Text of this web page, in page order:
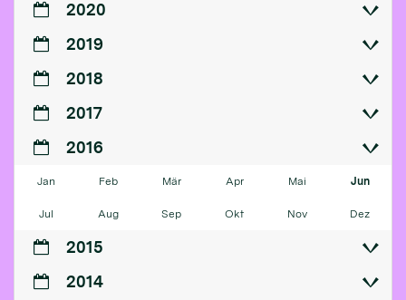
2020
2019
2018
2017
2016
Jan Feb Mär Apr Mai Jun
Jul Aug Sep Okt Nov Dez
2015
2014